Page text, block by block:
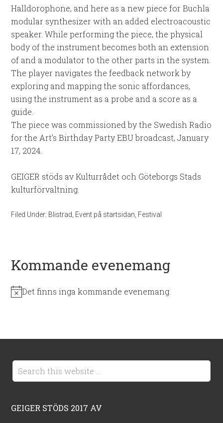
Halldorophone, and here as a new piece for Buchla
modular synthesizer with an added electroacoustic
speaker. While performing the piece, the physical
body of the instrument becomes both an extension
of and a modulator to the other parts in the system.
The player navigates the feedback network by
exploring and mapping the sonic affordances,
using the instrument as a probe and a score as a
guide.
The piece was commissioned by the Swedish Radio
for the Art’s Birthday Party EBU broadcast, January
17, 2024.
GEIGER stöds av Kulturrådet och Göteborgs Stads
kulturförvaltning.
Filed Under: Blistrad Event på startsidan Festival
Kommande evenemang
Notis
Det finns inga kommande evenemang.
GEIGER STÖDS 2017 AV